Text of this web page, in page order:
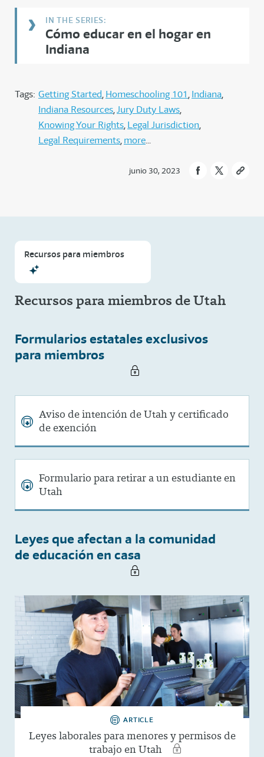
Cómo educar en el hogar en
Indiana
Tags: Getting Started Homeschooling 101 Indiana
Indiana Resources Jury Duty Laws
Knowing Your Rights Legal Jurisdiction
Legal Requirements more
junio 30, 2023
Recursos para miembros
Recursos para miembros de Utah
Formularios estatales exclusivos
para miembros
Aviso de intención de Utah y certificado
de exención
Formulario para retirar a un estudiante en
Utah
Leyes que afectan a la comunidad
de educación en casa
ARTICLE
Leyes laborales para menores y permisos de
trabajo en Utah